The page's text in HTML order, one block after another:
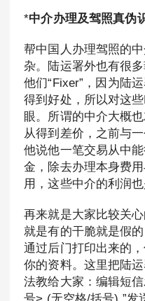
*中介办理及驾照真伪
帮中国人办理驾照的
杂。陆运署外也有很
他们“Fixer”，因为陆
得到好处，所以对这
眼。所谓的中介大概
从得到差价，之前与
他说他一笔交易从中
金，除去办理本身费
用，这些中介的利润也
再来就是大家比较关
就是有的干脆就是假
通过后门打印出来的
你的资料。这里把陆
法教给大家：编辑短
号> (无空格/括号) ”发